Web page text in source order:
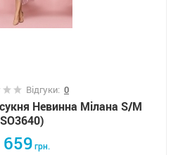
Відгуки: 0
Невинна Мілана S/M
659грн.